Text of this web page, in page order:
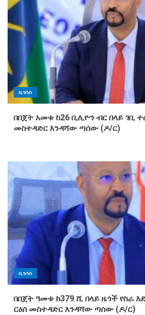
ቢዝነስ
በበጀት አመቱ ከ26 ቢሊዮን ብር በላይ ገቢ
መስተዳድር እንዳሻው ጣሰው (ዶ/ር)
ቢዝነስ
በበጀት ዓመቱ ከ379 ሺ በላይ ዜጎች የስራ
ርዕሰ መስተዳድር እንዳሻው ጣሰው (ዶ/ር)